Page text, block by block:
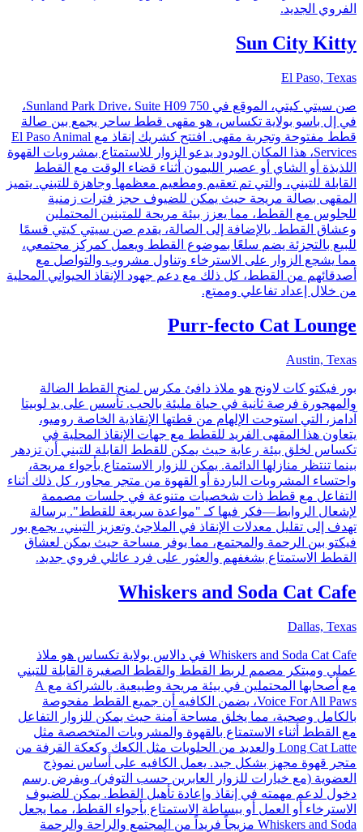
الفروي الجديد.
Sun City Kitty
El Paso, Texas
صن سيتي كيتي، الموقع في 750 Sunland Park Drive، Suite H09،
في إل باسو بولاية تكساس، هو مقهى قطط ساحر يجمع بين صالة
قطط مفتوحة وتجربة مقهى. افتتح كشريك إنقاذ مع El Paso Animal
Services، هذا المكان الودود يدعو الزوار للاستمتاع بمشروبات القهوة
اللذيذة أو الشاي أو عصير الليمون أثناء قضاء الوقت مع القطط
القابلة للتبني، والتي تم تعقيم ومطعيم معظمها وجاهزة للتبني. يتميز
المقهى بصالة مريحة حيث يمكن للضيوف حجز فترات زمنية
للجلوس مع القطط، مما يعزز بيئة مريحة للمتبنين المحتملين
وعشاق القطط. بالإضافة إلى الصالة، يقدم صن سيتي كيتي قسمًا
للبيع بالتجزئة يضم سلعًا بموضوع القطط ويعمل كمركز مجتمعي،
مما يشجع الزوار على الاسترخاء وتناول مشروب والتواصل مع
أصدقائهم من القطط، كل ذلك مع دعم جهود الإنقاذ الحيواني المحلية
من خلال إعداد تفاعلي وممتع.
Purr-fecto Cat Lounge
Austin, Texas
بور فيكتو كات لاونج هو ملاذ دافئ مكرس لمنح القطط الضالة
والمهجورة فرصة ثانية في حياة مليئة بالحب. تأسس على يد لوبيتا
آدامز، التي استوحت الإلهام من قطتها الإنقاذية الخاصة روميو،
يتعاون هذا المقهى الفريد للقطط مع جهات الإنقاذ المحلية في
تكساس لخلق بيئة رعاية حيث يمكن للقطط القابلة للتبني أن تزدهر
بينما تنتظر منازلها الدائمة. يمكن للزوار الاستمتاع بأجواء مريحة،
واحتساء المشروبات الباردة أو القهوة من متجر مجاور، كل ذلك أثناء
التفاعل مع قطط ذات شخصيات متنوعة في جلسات مصممة
لإشعال الروابط—فكر فيها كـ "مواعدة سريعة للقطط". برسالة
تهدف إلى تقليل معدلات الإنقاذ في الملاجئ وتعزيز التبني، يجمع بور
فيكتو بين الرحمة والمجتمع، مما يوفر مساحة حيث يمكن لعشاق
القطط الاستمتاع بشغفهم والعثور على فرد عائلي فروي جديد.
Whiskers and Soda Cat Cafe
Dallas, Texas
Whiskers and Soda Cat Cafe في دالاس بولاية تكساس هو ملاذ
عملي ومبتكر مصمم لربط القطط والقطط الصغيرة القابلة للتبني
مع أصحابها المحتملين في بيئة مريحة وطبيعية. بالشراكة مع A
Voice For All Paws، يضمن الكافيه أن جميع القطط مفحوصة
بالكامل وصحية، مما يخلق مساحة آمنة حيث يمكن للزوار التفاعل
مع القطط أثناء الاستمتاع بالقهوة والمشروبات المتخصصة مثل
Long Cat Latte والعديد من الحلويات مثل الكعك وكعكة القرفة من
متجر قهوة مجهز بشكل جيد. يعمل الكافيه على أساس نموذج
العضوية (مع خيارات للزوار العابرين حسب التوفر)، ويفرض رسم
دخول لدعم مهمته في إنقاذ وإعادة تأهيل القطط. يمكن للضيوف
الاسترخاء أو العمل أو ببساطة الاستمتاع بأجواء القطط، مما يجعل
Whiskers and Soda مزيجاً فريداً من المجتمع والراحة والرحمة